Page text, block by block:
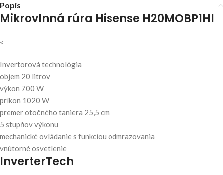
Popis
Mikrovlnná rúra Hisense H20MOBP1HI
<
Invertorová technológia
objem 20 litrov
výkon 700 W
príkon 1020 W
premer otočného taniera 25,5 cm
5 stupňov výkonu
mechanické ovládanie s funkciou odmrazovania
vnútorné osvetlenie
InverterTech